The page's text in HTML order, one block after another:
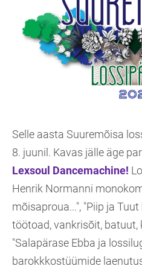
Selle aasta Suuremõisa
8. juunil. Kavas jälle äge
Lexsoul Dancemachine!
Henrik Normanni
mõisaproua...", "Piip ja
töötoad, vankrisõit, batuut,
"Salapärase Ebba ja
barokkkostüümide